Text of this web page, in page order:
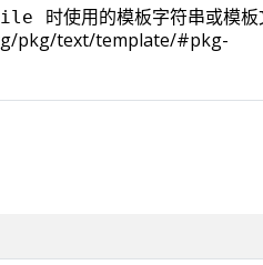
时使用的模板字符串或模板
pkg/text/template/#pkg-